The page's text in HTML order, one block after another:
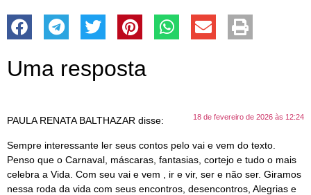
Uma resposta
PAULA RENATA BALTHAZAR disse: 18 de fevereiro de 2026 às 12:24
Sempre interessante ler seus contos pelo vai e vem do texto.
Penso que o Carnaval, máscaras, fantasias, cortejo e tudo o mais
celebra a Vida. Com seu vai e vem , ir e vir, ser e não ser. Giramos
nessa roda da vida com seus encontros, desencontros, Alegrias e